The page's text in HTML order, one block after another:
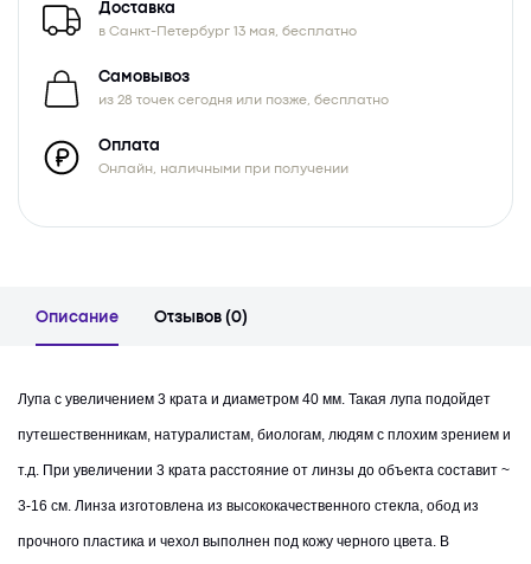
Доставка
в Санкт-Петербург 13 мая, бесплатно
Самовывоз
из 28 точек сегодня или позже, бесплатно
Оплата
Онлайн, наличными при получении
Описание Отзывов (0)
Лупа с увеличением 3 крата и диаметром 40 мм. Такая лупа подойдет
путешественникам, натуралистам, биологам, людям с плохим зрением и
т.д. При увеличении 3 крата расстояние от линзы до объекта составит ~
3-16 см. Линза изготовлена из высококачественного стекла, обод из
прочного пластика и чехол выполнен под кожу черного цвета. В